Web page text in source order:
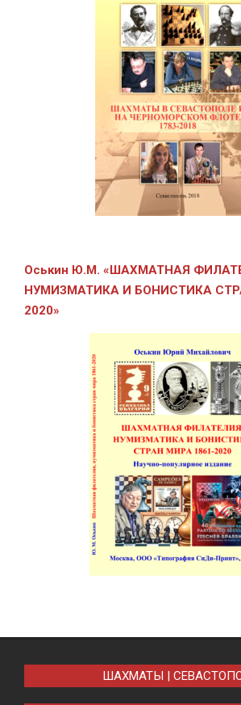
Оськин Ю.М. «ШАХМАТНАЯ
НУМИЗМАТИКА И БОНИСТИКА
2020»
ШАХМАТЫ |